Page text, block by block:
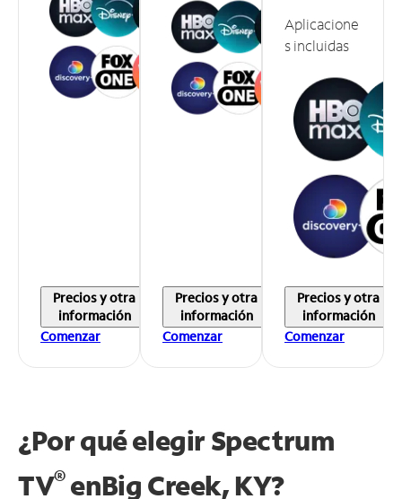
Precios y otra
información
Comenzar
Precios y otra
información
Comenzar
Aplicacione
s incluidas
Precios y otra
información
Comenzar
¿Por qué elegir Spectrum
TV®enBig Creek, KY?